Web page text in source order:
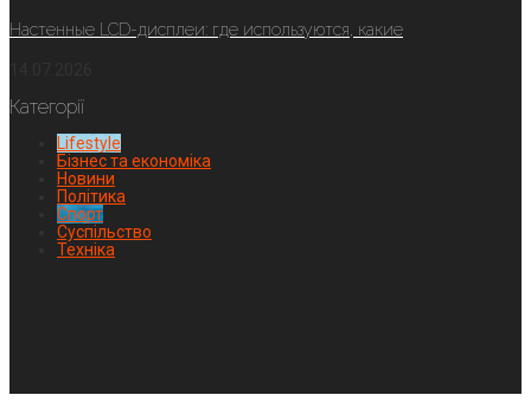
Настенные LCD-дисплеи: где используются, какие
Категорії
Lifestyle
Бізнес та економіка
Новини
Політика
Спорт
Суспільство
Техніка